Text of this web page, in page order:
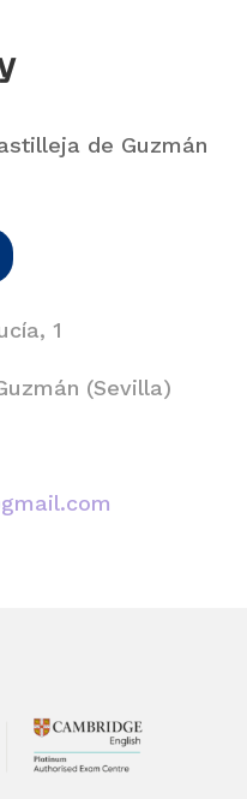
de Guzmán
1
(Sevilla)